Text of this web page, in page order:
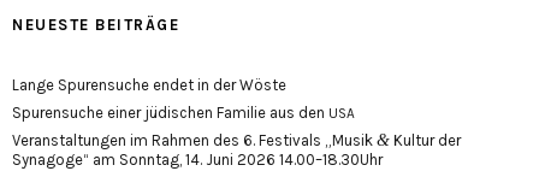
NEUESTE BEITRÄGE
Lange Spurensuche endet in der Wöste
Spurensuche einer jüdischen Familie aus den USA
Veranstaltungen im Rahmen des 6. Festivals „Musik & Kultur der
Synagoge“ am Sonntag, 14. Juni 2026 14.00–18.30Uhr